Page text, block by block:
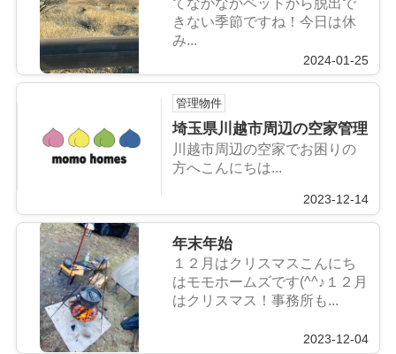
てなかなかベットから脱出で
きない季節ですね！今日は休
み...
2024-01-25
管理物件
埼玉県川越市周辺の空家管理
川越市周辺の空家でお困りの
方へこんにちは...
2023-12-14
年末年始
１２月はクリスマスこんにち
はモモホームズです(^^♪１２月
はクリスマス！事務所も...
2023-12-04